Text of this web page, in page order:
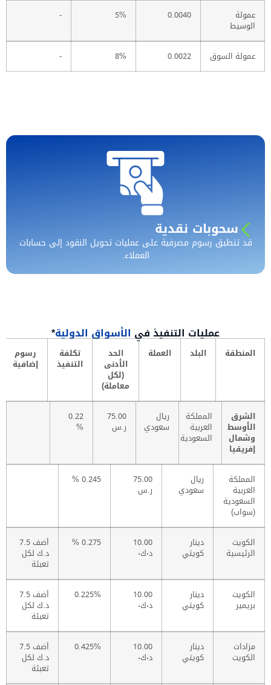
عمولة
الوسيط
0.0040
5%
-
عمولة السوق 0.0022
8%
-
سحوبات نقدية
قد تنطبق رسوم مصرفية على عمليات تحويل النقود إلى حسابات
العملاء.
عمليات التنفيذ في الأسواق الدولية*
المنطقة البلد العملة الحد
الأدنى
(لكل
معاملة)
تكلفة
التنفيذ
رسوم
إضافية
الشرق
الأوسط
وشمال
إفريقيا
المملكة
العربية
السعودية
ريال
سعودي
75.00
ر.س
0.22
%
المملكة
العربية
السعودية
(سواب)
ريال
سعودي
75.00
ر.س
0.245 %
الكويت
الرئيسية
دينار
كويتي
10.00
د٠ك٠
0.275 % أضف 7.5
د.ك لكل
تعبئة
الكويت
بريمير
دينار
كويتي
10.00
د٠ك٠
0.225% أضف 7.5
د.ك لكل
تعبئة
مزادات
الكويت
دينار
كويتي
10.00
د٠ك٠
0.425% أضف 7.5
د.ك لكل
تعبئة